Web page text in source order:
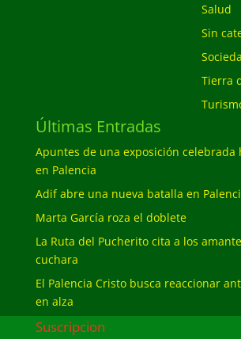
Salud
Sin
Tierra
Últimas Entradas
Apuntes de una exposición celebrada
en Palencia
Adif abre una nueva batalla en
Marta García roza el doblete
La Ruta del Pucherito cita a los
cuchara
El Palencia Cristo busca reaccionar
en alza
Suscripcion